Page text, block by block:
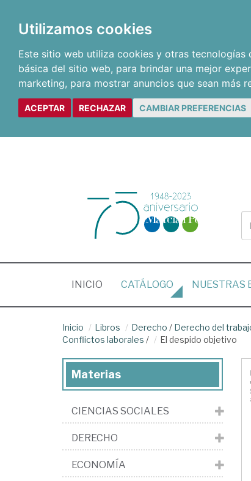
Utilizamos cookies
Este sitio web utiliza cookies y otras tecnologías
básica del sitio web, para brindar una mejor
marketing, para mostrar anuncios que sean más
ACEPTAR RECHAZAR CAMBIAR PREFERENCIAS
INICIO (CURRENT)
CATÁLOGO NUESTRAS
Inicio Libros Derecho / Derecho del
Conflictos laborales / El despido objetivo
Materias
CIENCIAS SOCIALES
DERECHO
ECONOMÍA